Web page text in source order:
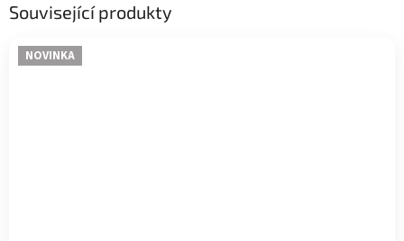
Související produkty
NOVINKA